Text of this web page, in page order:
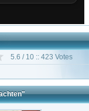
5.6 / 10 :: 423 Votes